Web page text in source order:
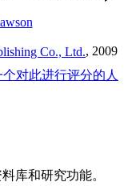
Co., Ltd., 2009
个对此进行评分的人
库和研究功能。